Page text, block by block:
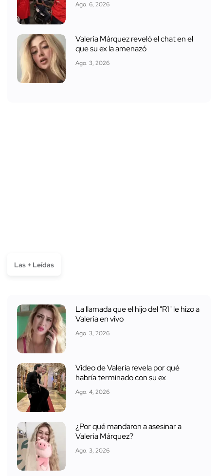
Ago. 6, 2026
Valeria Márquez reveló el chat en el
que su ex la amenazó
Ago. 3, 2026
Las + Leídas
La llamada que el hijo del "R1" le hizo a
Valeria en vivo
Ago. 3, 2026
Video de Valeria revela por qué
habría terminado con su ex
Ago. 4, 2026
¿Por qué mandaron a asesinar a
Valeria Márquez?
Ago. 3, 2026